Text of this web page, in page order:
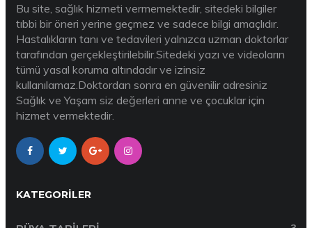
Bu site, sağlık hizmeti vermemektedir, sitedeki bilgiler
tıbbi bir öneri yerine geçmez ve sadece bilgi amaçlıdır.
Hastalıkların tanı ve tedavileri yalnızca uzman doktorlar
tarafından gerçekleştirilebilir.Sitedeki yazı ve videoların
tümü yasal koruma altındadır ve izinsiz
kullanılamaz.Doktordan sonra en güvenilir adresiniz
Sağlık ve Yaşam siz değerleri anne ve çocuklar için
hizmet vermektedir.
KATEGORILER